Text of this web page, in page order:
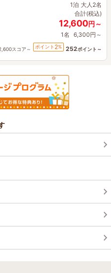
1泊 大人2名
合計(税込)
12,600円～
1名 6,300円～
スコア～ ポイント 2% 252ポイント～